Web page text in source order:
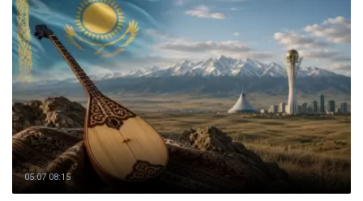
05.07 08:15